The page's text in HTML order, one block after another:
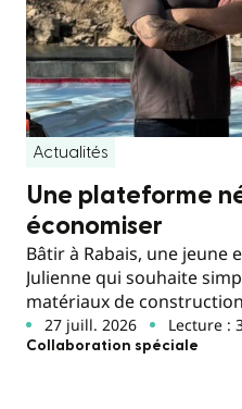
Actualités
Une plateforme
économiser
Bâtir à Rabais, une jeune
Julienne qui souhaite
matériaux de
27 juill. 2026 Lecture :
Collaboration spéciale